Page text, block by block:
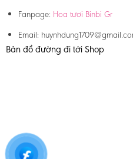
Fanpage: Hoa tươi Binbi Gr
Email:
Bản đồ đường đi tới Shop